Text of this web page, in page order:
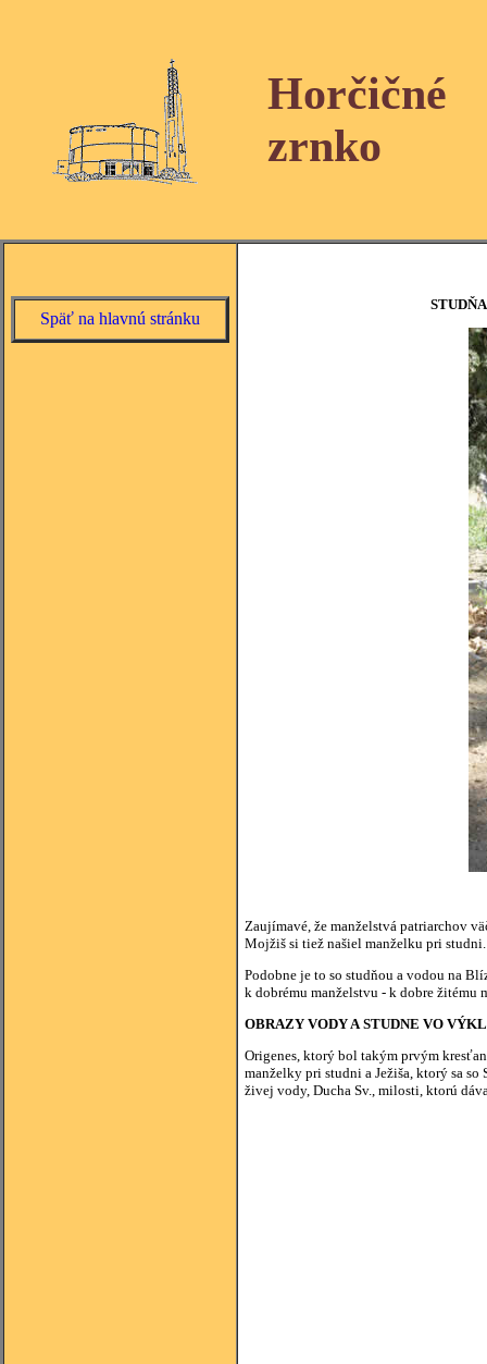
Horčičné
zrnko
Späť na hlavnú stránku
Zaujímavé, že manželstvá patriarchov
Mojžiš si tiež našiel manželku pri
Podobne je to so studňou a vodou na
k dobrému manželstvu - k dobre
OBRAZY VODY A STUDNE VO
Origenes, ktorý bol takým prvým
manželky pri studni a Ježiša, ktorý sa
živej vody, Ducha Sv., milosti, ktorú